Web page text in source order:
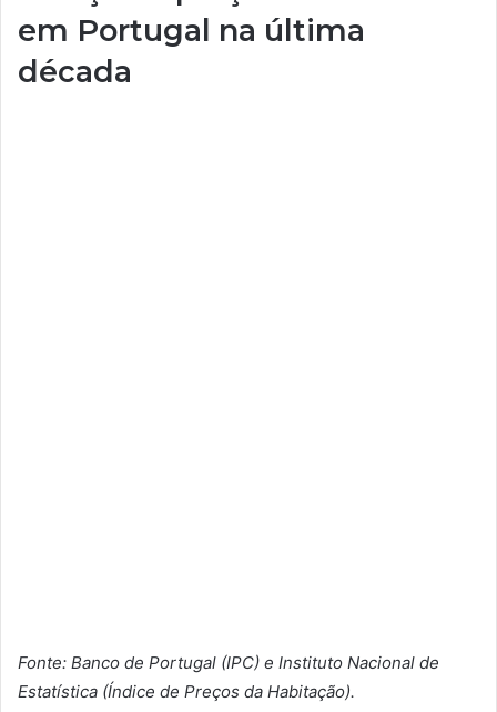
em Portugal na última
década
Fonte: Banco de Portugal (IPC) e Instituto Nacional de
Estatística (Índice de Preços da Habitação).